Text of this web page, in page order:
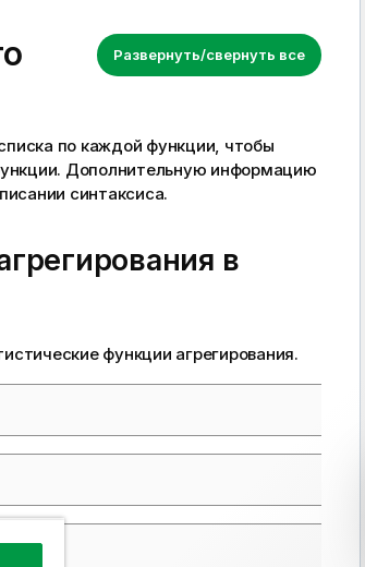
Развернуть/свернуть все
по каждой функции, чтобы
Дополнительную информацию
синтаксиса.
в
функции агрегирования.